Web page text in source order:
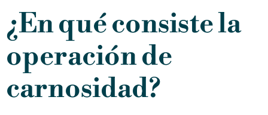
¿En qué consiste la
operación de
carnosidad?